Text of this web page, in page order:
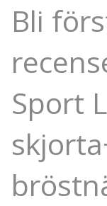
Bli
Sport